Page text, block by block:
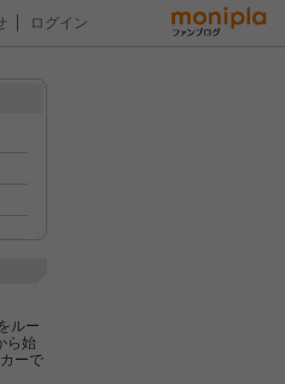
ログイン
ルー
ら始
ーで